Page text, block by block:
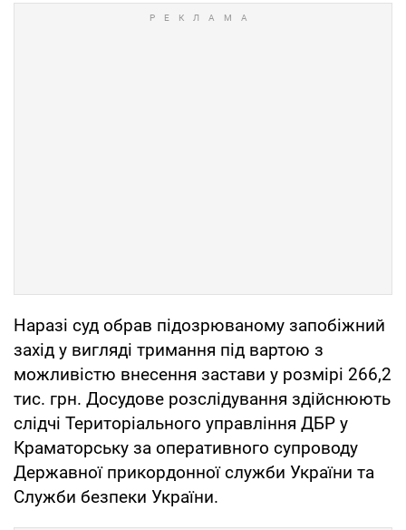
Наразі суд обрав підозрюваному запобіжний
захід у вигляді тримання під вартою з
можливістю внесення застави у розмірі 266,2
тис. грн. Досудове розслідування здійснюють
слідчі Територіального управління ДБР у
Краматорську за оперативного супроводу
Державної прикордонної служби України та
Служби безпеки України.